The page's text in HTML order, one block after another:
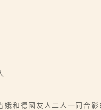
娥和德國友人二人一同合